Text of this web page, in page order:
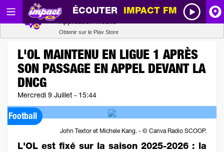
ÉCOUTER IMPACT FM
L'OL MAINTENU EN LIGUE 1 APRÈS
SON PASSAGE EN APPEL DEVANT LA
DNCG
Mercredi 9 Juillet - 15:44
Football
John Textor et Michele Kang. - © Canva Radio SCOOP.
L'OL est fixé sur la saison 2025-2026 : la
Radio SCOOP
Obtenir sur le Play Store
Télécharger